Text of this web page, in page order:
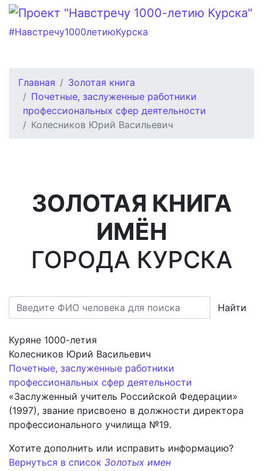
#Навстречу1000летиюКурска
Главная
Золотая книга
Почетные, заслуженные работники
профессиональных сфер деятельности
Колесников Юрий Васильевич
ЗОЛОТАЯ КНИГА
ИМЁН
ГОРОДА КУРСКА
Найти
Куряне 1000-летия
Колесников Юрий Васильевич
Почетные, заслуженные работники
профессиональных сфер деятельности
«Заслуженный учитель Российской Федерации»
(1997), звание присвоено в должности директора
профессионального училища №19.
Хотите дополнить или исправить информацию?
Вернуться в список Золотых имен